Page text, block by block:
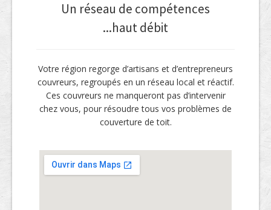
Un réseau de compétences
...haut débit
Votre région regorge d’artisans et d’entrepreneurs
couvreurs, regroupés en un réseau local et réactif.
Ces couvreurs ne manqueront pas d’intervenir
chez vous, pour résoudre tous vos problèmes de
couverture de toit.